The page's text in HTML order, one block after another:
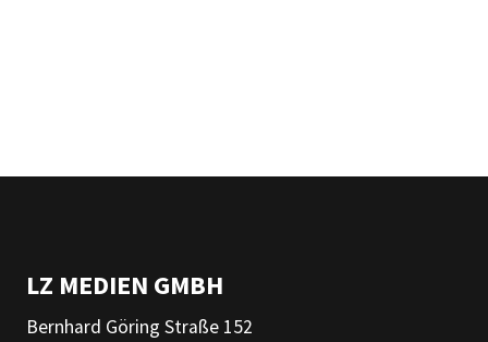
LZ MEDIEN GMBH
Bernhard Göring Straße 152